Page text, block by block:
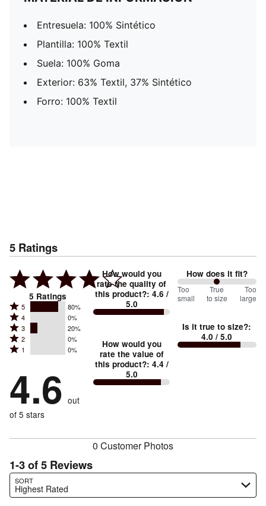
Entresuela: 100% Sintético
Plantilla: 100% Textil
Suela: 100% Goma
Exterior: 63% Textil, 37% Sintético
Forro: 100% Textil
5 Ratings
5 Ratings
Rated
5
stars
by
reviewers
5 80%
Rated
4
stars
by
of
reviewers
4 0%
Rated
3
stars
20%
of
reviewers
3 20%
Rated
2
by
0%
reviewers
2 0%
Rated
stars
by
0%
of
1 0%
4.6 out
of 5 stars
How would you
rate the quality of
this product?: 4.6 /
5.0
How would you
rate the value of
this product?: 4.4 /
5.0
How does it fit?
100
between
small
and
Too
small
True
to size
Too
large
Is it true to size?:
4.0 / 5.0
0 Customer Photos
1-3 of 5 Reviews
SORT
Highest Rated
Search reviews…